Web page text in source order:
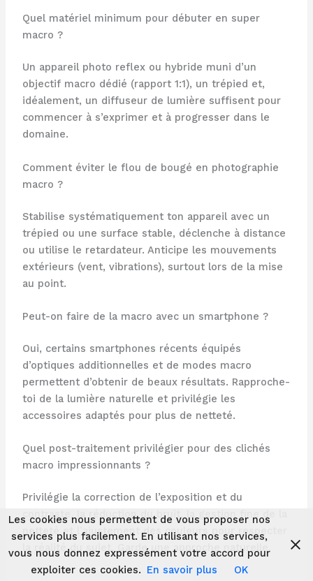
Quel matériel minimum pour débuter en super
macro ?
Un appareil photo reflex ou hybride muni d’un
objectif macro dédié (rapport 1:1), un trépied et,
idéalement, un diffuseur de lumière suffisent pour
commencer à s’exprimer et à progresser dans le
domaine.
Comment éviter le flou de bougé en photographie
macro ?
Stabilise systématiquement ton appareil avec un
trépied ou une surface stable, déclenche à distance
ou utilise le retardateur. Anticipe les mouvements
extérieurs (vent, vibrations), surtout lors de la mise
au point.
Peut-on faire de la macro avec un smartphone ?
Oui, certains smartphones récents équipés
d’optiques additionnelles et de modes macro
permettent d’obtenir de beaux résultats. Rapproche-
toi de la lumière naturelle et privilégie les
accessoires adaptés pour plus de netteté.
Quel post-traitement privilégier pour des clichés
macro impressionnants ?
Privilégie la correction de l’exposition et du
contraste, la réduction du bruit, la gestion fine de la
netteté et l’ajustement des couleurs pour respecter
la réalité du sujet. Garde une approche naturelle.
Les cookies nous permettent de vous proposer nos
services plus facilement. En utilisant nos services,
vous nous donnez expressément votre accord pour
exploiter ces cookies. En savoir plus OK